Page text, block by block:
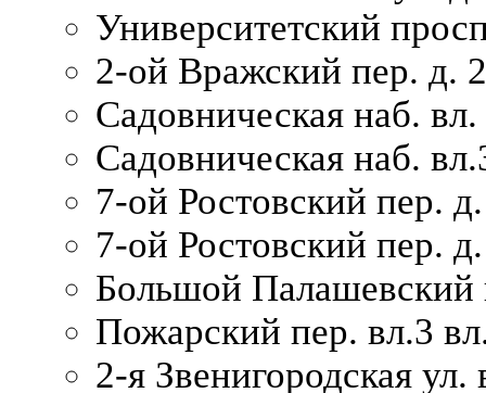
Университетский
2-ой Вражский пер. д. 2
Садовническая наб.
Садовническая наб.
7-ой Ростовский пер.
7-ой Ростовский пер.
Большой Палашевский
Пожарский пер. вл.3
2-я Звенигородская ул.